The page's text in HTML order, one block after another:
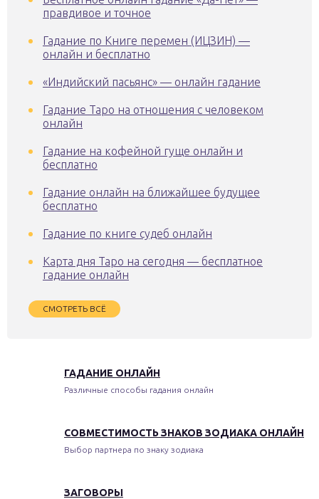
правдивое и точное
Гадание по Книге перемен (ИЦЗИН) —
онлайн и бесплатно
«Индийский пасьянс» — онлайн гадание
Гадание Таро на отношения с человеком
онлайн
Гадание на кофейной гуще онлайн и
бесплатно
Гадание онлайн на ближайшее будущее
бесплатно
Гадание по книге судеб онлайн
Карта дня Таро на сегодня — бесплатное
гадание онлайн
СМОТРЕТЬ ВСЁ
ГАДАНИЕ ОНЛАЙН
Различные способы гадания онлайн
СОВМЕСТИМОСТЬ ЗНАКОВ ЗОДИАКА ОНЛАЙН
Выбор партнера по знаку зодиака
ЗАГОВОРЫ